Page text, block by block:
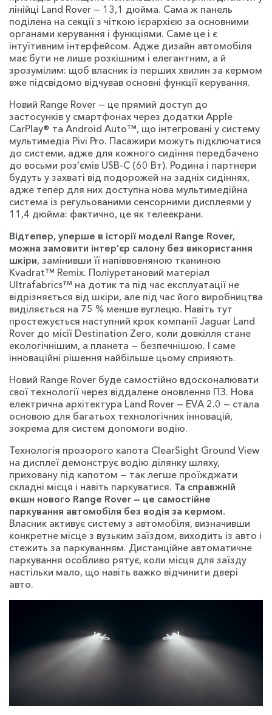
лінійці Land Rover — 13,1 дюйма. Сама ж панель
поділена на секції з чіткою ієрархією за основними
органами керування і функціями. Саме це і є
інтуїтивним інтерфейсом. Адже дизайн автомобіля
має бути не лише розкішним і елегантним, а й
зрозумілим: щоб власник із перших хвилин за кермом
вже підсвідомо відчував основні функції керування.
Новий Range Rover — це прямий доступ до
застосунків у смартфонах через додатки Apple
CarPlay® та Android Auto™, що інтегровані у систему
мультимедіа Pivi Pro. Пасажири можуть підключатися
до системи, адже для кожного сидіння передбачено
до восьми роз’ємів USB-C (60 Вт). Родина і партнери
будуть у захваті від подорожей на задніх сидіннях,
адже тепер для них доступна нова мультимедійна
система із регульованими сенсорними дисплеями у
11,4 дюйма: фактично, це як телеекрани.
Відтепер, уперше в історії моделі Range Rover,
можна замовити інтер’єр салону без використання
шкіри, замінивши її напіввовняною тканиною
Kvadrat™ Remix. Поліуретановий матеріал
Ultrafabrics™ на дотик та під час експлуатації не
відрізняється від шкіри, але під час його виробництва
виділяється на 75 % менше вуглецю. Навіть тут
простежується наступний крок компанії Jaguar Land
Rover до місії Destination Zero, коли довкілля стане
екологічнішим, а планета — безпечнішою. І саме
інноваційні рішення найбільше цьому сприяють.
Новий Range Rover буде самостійно вдосконалювати
свої технології через віддалене оновлення ПЗ. Нова
електрична архітектура Land Rover — EVA 2.0 — стала
основою для багатьох технологічних інновацій,
зокрема для систем допомоги водію.
Технологія прозорого капота ClearSight Ground View
на дисплеї демонструє водію ділянку шляху,
приховану під капотом — так легше проїжджати
складні місця і навіть паркуватися. Та справжній
екшн нового Range Rover — це самостійне
паркування автомобіля без водія за кермом.
Власник активує систему з автомобіля, визначивши
конкретне місце з вузьким заїздом, виходить із авто і
стежить за паркуванням. Дистанційне автоматичне
паркування особливо рятує, коли місця для заїзду
настільки мало, що навіть важко відчинити двері
авто.